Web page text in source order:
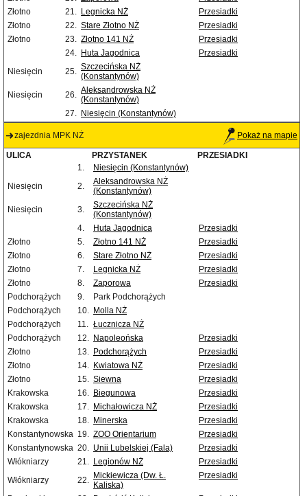
Złotno
21. Legnicka NŻ
Przesiadki
Złotno
22. Stare Złotno NŻ
Przesiadki
Złotno
23. Złotno 141 NŻ
Przesiadki
24. Huta Jagodnica
Przesiadki
Niesięcin
25. Szczecińska NŻ
(Konstantynów)
Niesięcin
26. Aleksandrowska NŻ
(Konstantynów)
27. Niesięcin (Konstantynów)
zajezdnia MPK NŻ Pokaż na mapie
ULICA PRZYSTANEK
PRZESIADKI
1.
Niesięcin (Konstantynów)
Niesięcin
2.
Aleksandrowska NŻ
(Konstantynów)
Niesięcin
3.
Szczecińska NŻ
(Konstantynów)
4.
Huta Jagodnica
Przesiadki
Złotno
5. Złotno 141 NŻ
Przesiadki
Złotno
6. Stare Złotno NŻ
Przesiadki
Złotno
7. Legnicka NŻ
Przesiadki
Złotno
8. Zaporowa
Przesiadki
Podchorążych
9.
Park Podchorążych
Podchorążych
10. Molla NŻ
Podchorążych
11. Łucznicza NŻ
Podchorążych
12. Napoleońska
Przesiadki
Złotno
13. Podchorążych
Przesiadki
Złotno
14. Kwiatowa NŻ
Przesiadki
Złotno
15. Siewna
Przesiadki
Krakowska
16. Biegunowa
Przesiadki
Krakowska
17. Michałowicza NŻ
Przesiadki
Krakowska
18. Minerska
Przesiadki
Konstantynowska 19. ZOO Orientarium
Przesiadki
Konstantynowska 20. Unii Lubelskiej (Fala)
Przesiadki
Włókniarzy
21. Legionów NŻ
Przesiadki
Włókniarzy
22. Mickiewicza (Dw. Ł.
Kaliska)
Przesiadki